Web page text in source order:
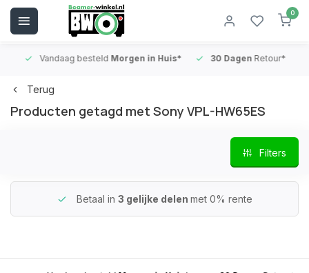
0
Vandaag besteldMorgen in Huis* 30 DagenRetour*
Terug
Producten getagd met Sony VPL-HW65ES
Filters
Betaal in 3 gelijke delen met 0% rente